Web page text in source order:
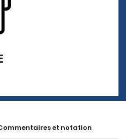
et notation